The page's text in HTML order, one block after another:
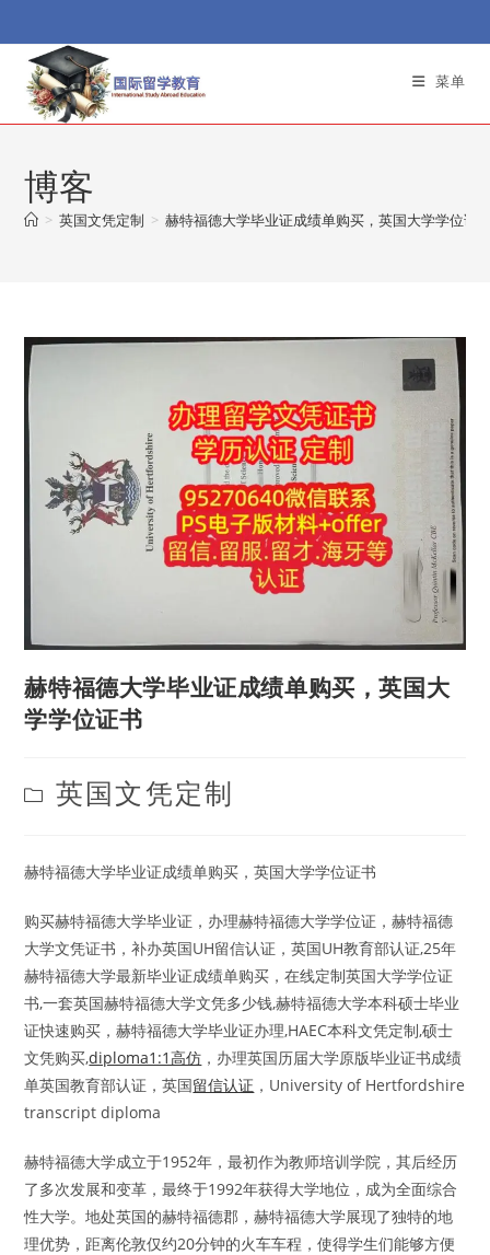
to
content
菜单
博客
> 英国文凭定制 > 赫特福德大学毕业证成绩单购买，英国大学学位证
赫特福德大学毕业证成绩单购买，英国大
学学位证书
Post
category:
英国文凭定制
赫特福德大学毕业证成绩单购买，英国大学学位证书
购买赫特福德大学毕业证，办理赫特福德大学学位证，赫特福德
大学文凭证书，补办英国UH留信认证，英国UH教育部认证,25年
赫特福德大学最新毕业证成绩单购买，在线定制英国大学学位证
书,一套英国赫特福德大学文凭多少钱,赫特福德大学本科硕士毕业
证快速购买，赫特福德大学毕业证办理,HAEC本科文凭定制,硕士
文凭购买,diploma1:1高仿 ，办理英国历届大学原版毕业证书成绩
单英国教育部认证，英国留信认证 ，University of Hertfordshire
transcript diploma
赫特福德大学成立于1952年，最初作为教师培训学院，其后经历
了多次发展和变革，最终于1992年获得大学地位，成为全面综合
性大学。地处英国的赫特福德郡，赫特福德大学展现了独特的地
理优势，距离伦敦仅约20分钟的火车车程，使得学生们能够方便